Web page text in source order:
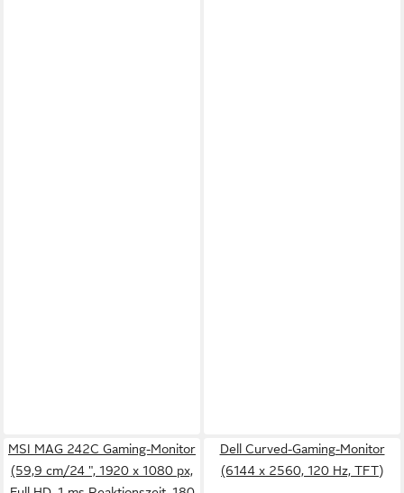
MSI MAG 242C Gaming-Monitor
(59,9 cm/24 ", 1920 x 1080 px,
Dell Curved-Gaming-Monitor
(6144 x 2560, 120 Hz, TFT)